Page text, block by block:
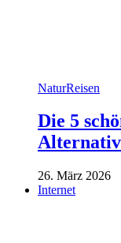
NaturReisen
Die 5
26. März 2026
Internet